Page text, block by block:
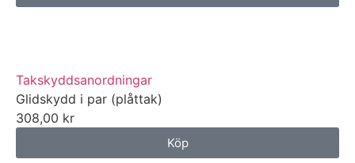
Takskyddsanordningar
Glidskydd i par (plåttak)
308,00 kr
Köp